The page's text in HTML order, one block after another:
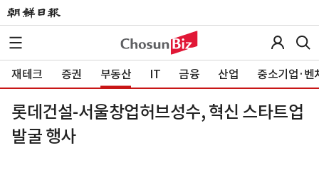
재테크 증권 부동산 IT 금융 산업 중소기업·벤
롯데건설-서울창업허브성수, 혁신 스타트업
발굴 행사